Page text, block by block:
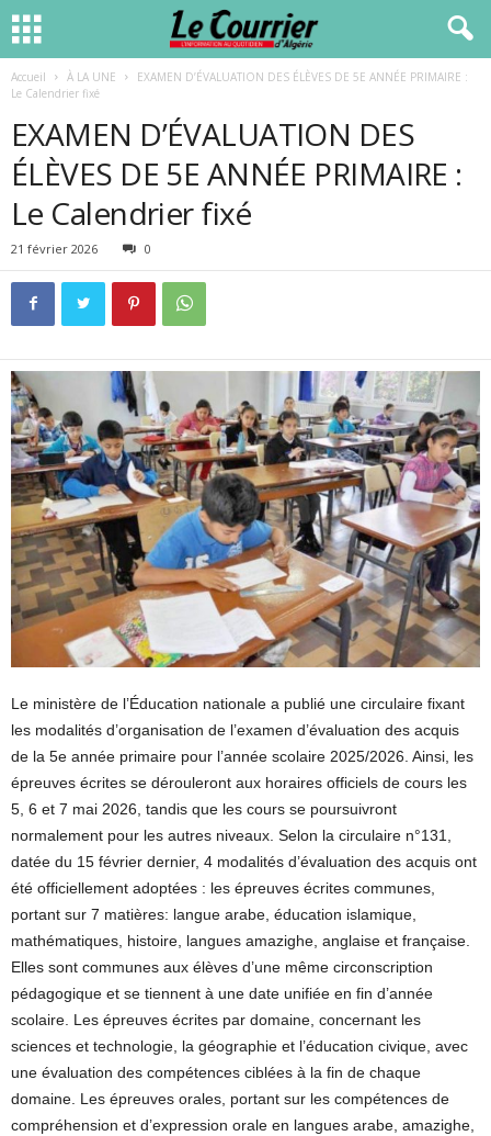
Accueil À LA UNE
EXAMEN D’ÉVALUATION DES ÉLÈVES DE 5E ANNÉE PRIMAIRE :
Le Calendrier fixé
EXAMEN D’ÉVALUATION DES
ÉLÈVES DE 5E ANNÉE PRIMAIRE :
Le Calendrier fixé
21 février 2026 0
Le ministère de l’Éducation nationale a publié une circulaire fixant
les modalités d’organisation de l’examen d’évaluation des acquis
de la 5e année primaire pour l’année scolaire 2025/2026. Ainsi, les
épreuves écrites se dérouleront aux horaires officiels de cours les
5, 6 et 7 mai 2026, tandis que les cours se poursuivront
normalement pour les autres niveaux. Selon la circulaire n°131,
datée du 15 février dernier, 4 modalités d’évaluation des acquis ont
été officiellement adoptées : les épreuves écrites communes,
portant sur 7 matières: langue arabe, éducation islamique,
mathématiques, histoire, langues amazighe, anglaise et française.
Elles sont communes aux élèves d’une même circonscription
pédagogique et se tiennent à une date unifiée en fin d’année
scolaire. Les épreuves écrites par domaine, concernant les
sciences et technologie, la géographie et l’éducation civique, avec
une évaluation des compétences ciblées à la fin de chaque
domaine. Les épreuves orales, portant sur les compétences de
compréhension et d’expression orale en langues arabe, amazighe,